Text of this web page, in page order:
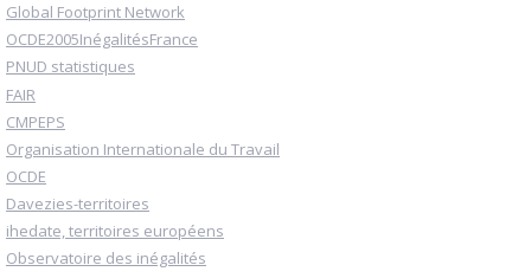
Global Footprint Network
OCDE2005InégalitésFrance
PNUD statistiques
FAIR
CMPEPS
Organisation Internationale du Travail
OCDE
Davezies-territoires
ihedate, territoires européens
Observatoire des inégalités